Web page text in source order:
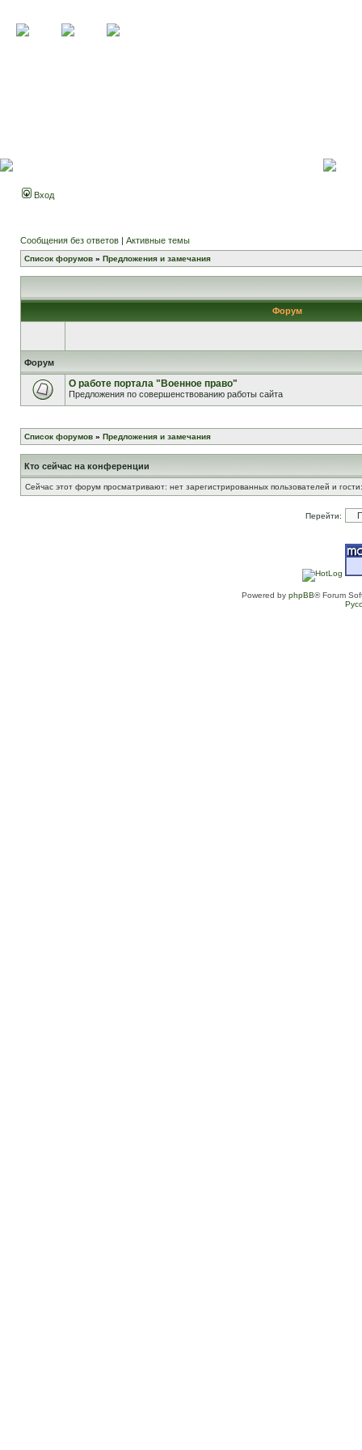
Вход
Сообщения без ответов | Активные темы
Список форумов » Предложения и замечания
Форум
Форум
О работе портала "Военное право"
Предложения по совершенствованию работы сайта
Список форумов » Предложения и замечания
Кто сейчас на конференции
Сейчас этот форум просматривают: нет зарегистрированных пользователей и
Перейти:
Powered by phpBB® Forum